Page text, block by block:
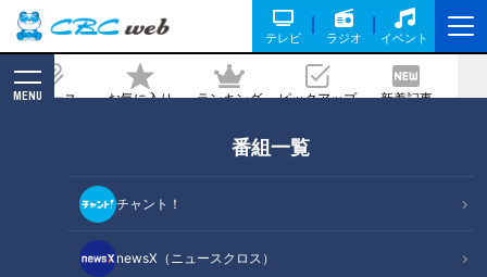
テレビ ラジオ イベント
ニュース お気に入り ランキング ピックアップ 新着記事
MENU
番組一覧
チャント！
newsX（ニュースクロス）
vs松阪工業高校ロボット部 県内最強チ
ームとの真剣勝負の結末は？